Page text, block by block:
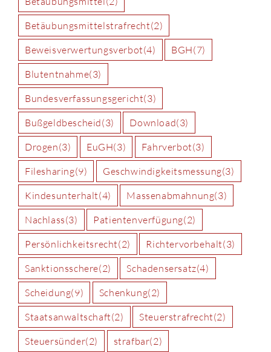
Betäubungsmittelstrafrecht(2)
Beweisverwertungsverbot(4) BGH(7)
Blutentnahme(3)
Bundesverfassungsgericht(3)
Bußgeldbescheid(3) Download(3)
Drogen(3) EuGH(3) Fahrverbot(3)
Filesharing(9) Geschwindigkeitsmessung(3)
Kindesunterhalt(4) Massenabmahnung(3)
Nachlass(3) Patientenverfügung(2)
Persönlichkeitsrecht(2) Richtervorbehalt(3)
Sanktionsschere(2) Schadensersatz(4)
Scheidung(9) Schenkung(2)
Staatsanwaltschaft(2) Steuerstrafrecht(2)
Steuersünder(2) strafbar(2)